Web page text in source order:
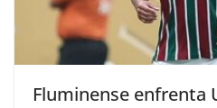
Fluminense enfrenta